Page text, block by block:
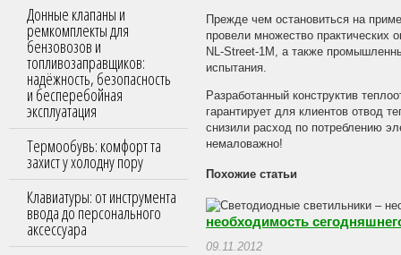
Донные клапаны и
ремкомплекты для
бензовозов и
топливозаправщиков:
надёжность, безопасность
и бесперебойная
эксплуатация
Термообувь: комфорт та
захист у холодну пору
Клавиатуры: от инструмента
ввода до персонального
аксессуара
Прежде чем остановиться на
провели множество практических
NL-Street-1M, а также
испытания.
Разработанный конструктив
гарантирует для клиентов отвод
снизили расход по потреблению
немаловажно!
Похожие статьи
необходимость
09.11.2012